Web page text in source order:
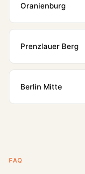
Oranienburg
Prenzlauer Berg
Berlin Mitte
FAQ